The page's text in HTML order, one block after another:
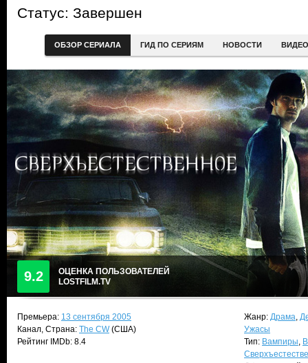
Статус: Завершен
ОБЗОР СЕРИАЛА ГИД ПО СЕРИЯМ НОВОСТИ ВИДЕО
9.2
ОЦЕНКА ПОЛЬЗОВАТЕЛЕЙ
LOSTFILM.TV
Премьера: 13 сентября 2005
Канал, Страна: The CW(США)
Рейтинг IMDb: 8.4
Жанр: Драма,
Ужасы
Тип: Вампиры,